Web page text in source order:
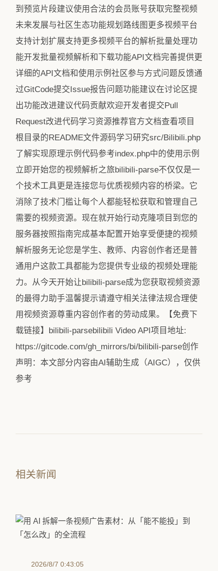
到预览片段建议使用合法的会员账号获取完整视频
未来发展与社区生态功能规划路线图更多视频平台
支持计划扩展支持更多视频平台的解析批量处理功
能开发批量视频解析和下载功能API文档完善提供更
详细的API文档和使用示例社区参与方式问题反馈通
过GitCode提交Issue报告问题功能建议在讨论区提
出功能改进建议代码贡献欢迎开发者提交Pull
Request改进代码学习资源推荐官方文档查看项目
根目录的README文件源码学习研究src/Bilibili.php
了解实现原理示例代码参考index.php中的使用示例
立即开始您的视频解析之旅bilibili-parse不仅仅是一
个技术工具更是连接您与优质视频内容的桥梁。它
消除了技术门槛让每个人都能轻松获取和管理自己
需要的视频资源。现在就开始行动克隆项目到您的
服务器按照指南完成基本配置开始享受便捷的视频
解析服务无论您是学生、教师、内容创作者还是普
通用户这款工具都能为您提供专业级的视频处理能
力。从今天开始让bilibili-parse成为您获取视频资源
的最得力助手温馨提示请遵守相关法律法规合理使
用视频资源尊重内容创作者的劳动成果。【免费下
载链接】bilibili-parsebilibili Video API项目地址:
https://gitcode.com/gh_mirrors/bi/bilibili-parse创作
声明：本文部分内容由AI辅助生成（AIGC），仅供
参考
相关新闻
2026/8/7 0:43:05